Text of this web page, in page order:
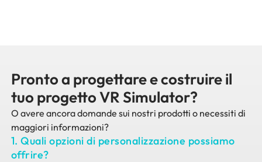
Pronto a progettare e costruire il
tuo progetto VR Simulator?
O avere ancora domande sui nostri prodotti o necessiti di
maggiori informazioni?
1. Quali opzioni di personalizzazione possiamo
offrire?